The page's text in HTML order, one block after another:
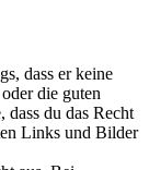
dass er keine
die guten
dass du das Recht
Links und Bilder